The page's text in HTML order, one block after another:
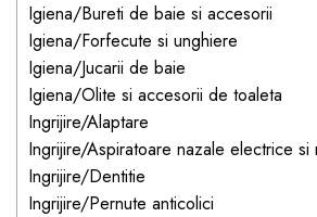
Termometre copii
Căști antifonice copii și
dopuri de urechi
Produse îngrijire copii
Igiena copii
Igiena/Bureti de baie si accesorii
Igiena/Forfecute si unghiere
Igiena/Jucarii de baie
Igiena/Olite si accesorii de toaleta
Ingrijire/Alaptare
Ingrijire/Aspiratoare nazale electrice si
Ingrijire/Dentitie
Ingrijire/Pernute anticolici